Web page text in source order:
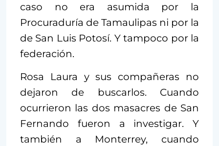
caso no era asumida por la
Procuraduría de Tamaulipas ni por la
de San Luis Potosí. Y tampoco por la
federación.
Rosa Laura y sus compañeras no
dejaron de buscarlos. Cuando
ocurrieron las dos masacres de San
Fernando fueron a investigar. Y
también a Monterrey, cuando